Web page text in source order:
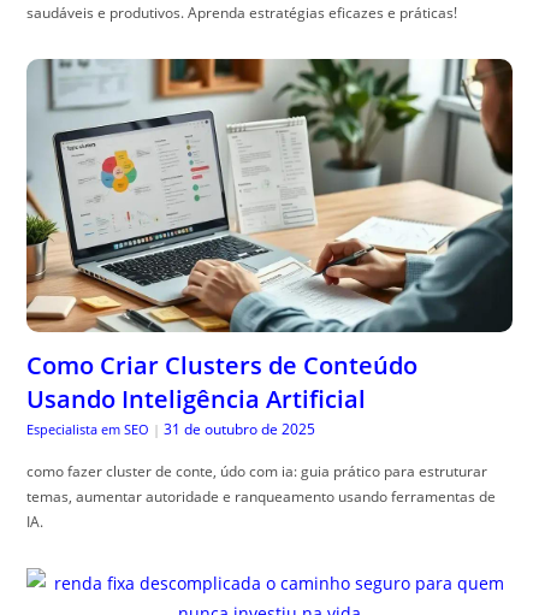
saudáveis e produtivos. Aprenda estratégias eficazes e práticas!
Como Criar Clusters de Conteúdo
Usando Inteligência Artificial
Especialista em SEO | 31 de outubro de 2025
como fazer cluster de conte, údo com ia: guia prático para estruturar
temas, aumentar autoridade e ranqueamento usando ferramentas de
IA.